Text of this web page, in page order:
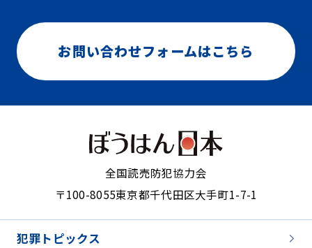
お問い合わせフォームはこちら
全国読売防犯協力会
〒100-8055東京都千代田区大手町1-7-1
犯罪トピックス